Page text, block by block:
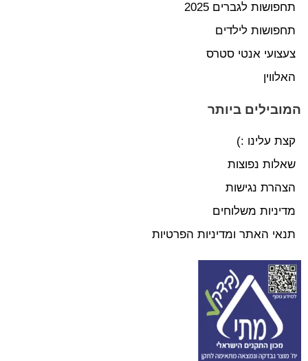
תחפושות לגברים 2025
תחפושות לילדים
צעצועי אנטי סטרס
האלווין
המובילים ביותר
קצת עלינו :)
שאלות נפוצות
הצהרת נגישות
מדיניות משלוחים
תנאי האתר ומדיניות הפרטיות